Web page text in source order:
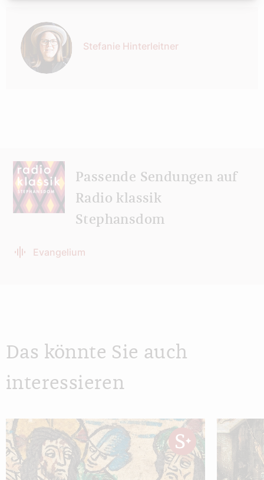
Stefanie Hinterleitner
Passende Sendungen auf
Radio klassik
Stephansdom
Evangelium
Das könnte Sie auch
interessieren